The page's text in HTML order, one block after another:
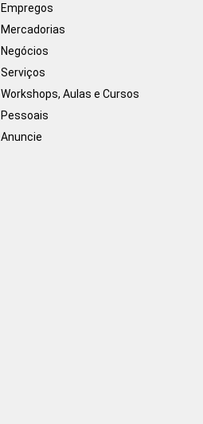
Empregos
Mercadorias
Negócios
Serviços
Workshops, Aulas e Cursos
Pessoais
Anuncie